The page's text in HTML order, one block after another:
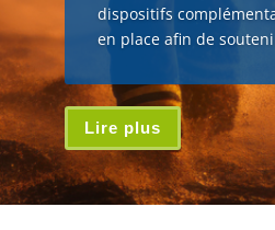
dispositifs
en place afin de
Lire plus